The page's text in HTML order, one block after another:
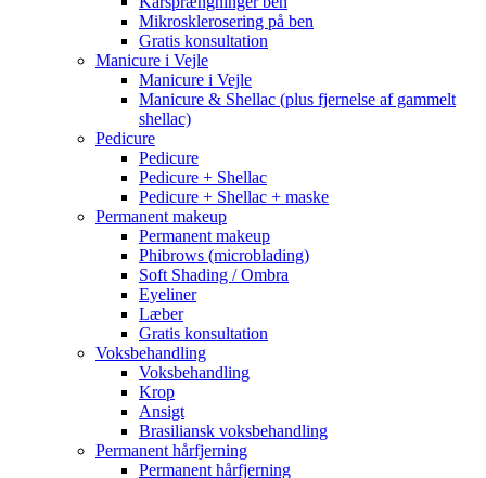
Mikrosklerosering på ben
Gratis konsultation
Manicure i Vejle
Manicure i Vejle
Manicure & Shellac (plus fjernelse af gammelt
shellac)
Pedicure
Pedicure
Pedicure + Shellac
Pedicure + Shellac + maske
Permanent makeup
Permanent makeup
Phibrows (microblading)
Soft Shading / Ombra
Eyeliner
Læber
Gratis konsultation
Voksbehandling
Voksbehandling
Krop
Ansigt
Brasiliansk voksbehandling
Permanent hårfjerning
Permanent hårfjerning